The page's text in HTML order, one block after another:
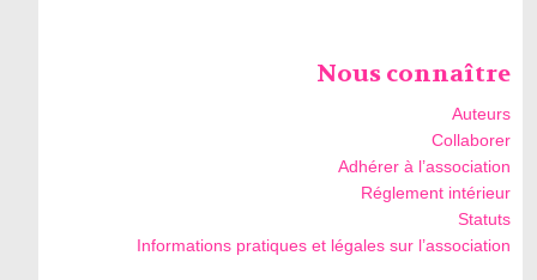
Nous connaître
Auteurs
Collaborer
Adhérer à l’association
Réglement intérieur
Statuts
Informations pratiques et légales sur l’association